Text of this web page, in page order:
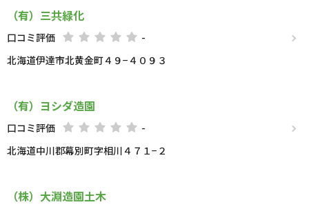
（有）三共緑化
口コミ評価
-
北海道伊達市北黄金町４９−４０９３
（有）ヨシダ造園
口コミ評価
-
北海道中川郡幕別町字相川４７１−２
（株）大淵造園土木